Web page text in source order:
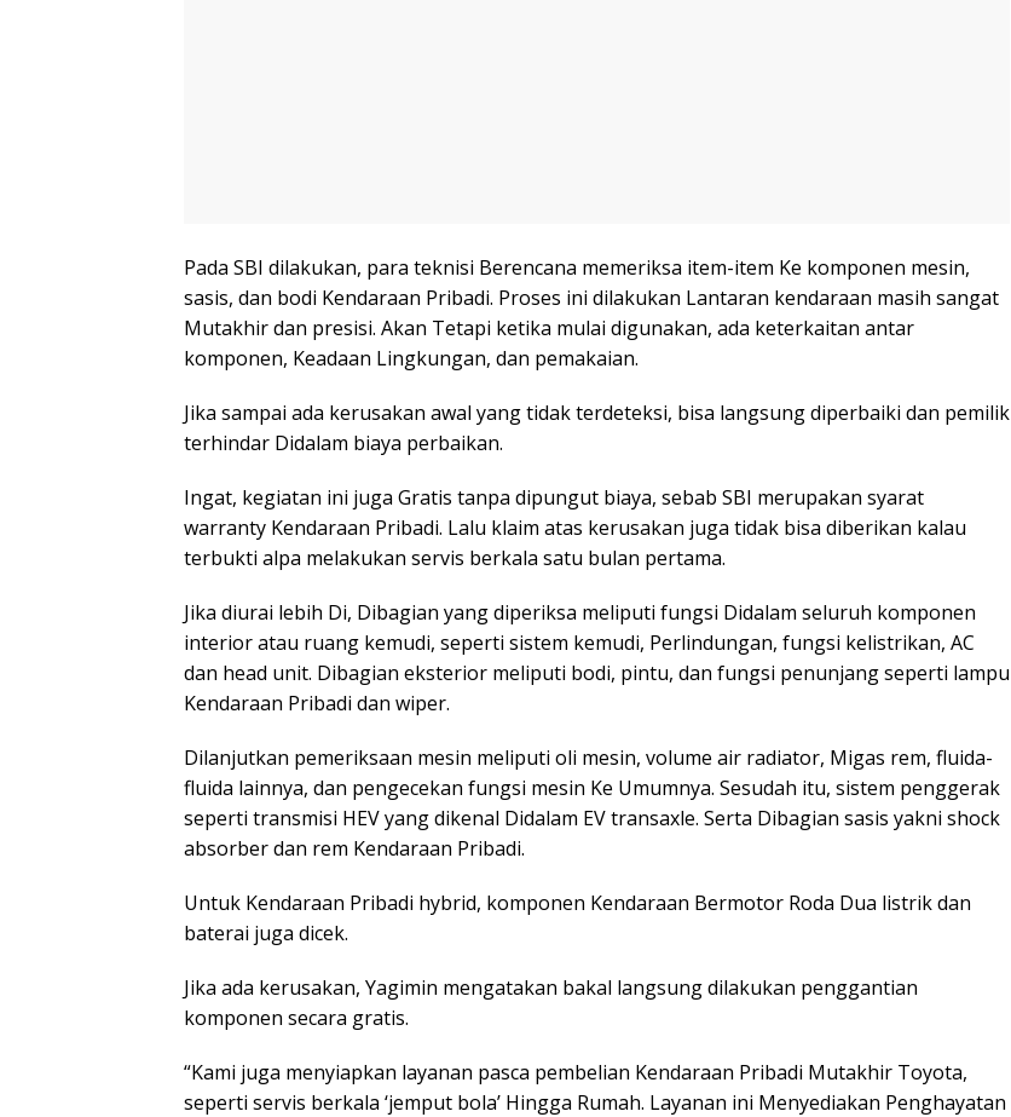
Pada SBI dilakukan, para teknisi Berencana memeriksa item-item Ke komponen mesin,
sasis, dan bodi Kendaraan Pribadi. Proses ini dilakukan Lantaran kendaraan masih sangat
Mutakhir dan presisi. Akan Tetapi ketika mulai digunakan, ada keterkaitan antar
komponen, Keadaan Lingkungan, dan pemakaian.
Jika sampai ada kerusakan awal yang tidak terdeteksi, bisa langsung diperbaiki dan pemilik
terhindar Didalam biaya perbaikan.
Ingat, kegiatan ini juga Gratis tanpa dipungut biaya, sebab SBI merupakan syarat
warranty Kendaraan Pribadi. Lalu klaim atas kerusakan juga tidak bisa diberikan kalau
terbukti alpa melakukan servis berkala satu bulan pertama.
Jika diurai lebih Di, Dibagian yang diperiksa meliputi fungsi Didalam seluruh komponen
interior atau ruang kemudi, seperti sistem kemudi, Perlindungan, fungsi kelistrikan, AC
dan head unit. Dibagian eksterior meliputi bodi, pintu, dan fungsi penunjang seperti lampu
Kendaraan Pribadi dan wiper.
Dilanjutkan pemeriksaan mesin meliputi oli mesin, volume air radiator, Migas rem, fluida-
fluida lainnya, dan pengecekan fungsi mesin Ke Umumnya. Sesudah itu, sistem penggerak
seperti transmisi HEV yang dikenal Didalam EV transaxle. Serta Dibagian sasis yakni shock
absorber dan rem Kendaraan Pribadi.
Untuk Kendaraan Pribadi hybrid, komponen Kendaraan Bermotor Roda Dua listrik dan
baterai juga dicek.
Jika ada kerusakan, Yagimin mengatakan bakal langsung dilakukan penggantian
komponen secara gratis.
“Kami juga menyiapkan layanan pasca pembelian Kendaraan Pribadi Mutakhir Toyota,
seperti servis berkala ‘jemput bola’ Hingga Rumah. Layanan ini Menyediakan Penghayatan